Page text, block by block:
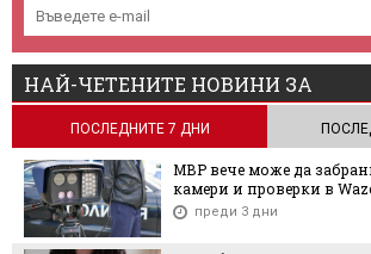
НАЙ-ЧЕТЕНИТЕ НОВИНИ ЗА
ПОСЛЕДНИТЕ 7 ДНИ
МВР вече може да
камери и проверки в
преди 3 дни